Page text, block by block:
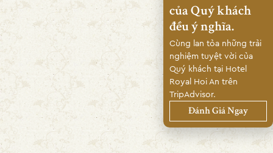
của Quý khách
đều ý nghĩa.
Cùng lan tỏa những trải
nghiệm tuyệt vời của
Quý khách tại Hotel
Royal Hoi An trên
TripAdvisor.
Đánh Giá Ngay